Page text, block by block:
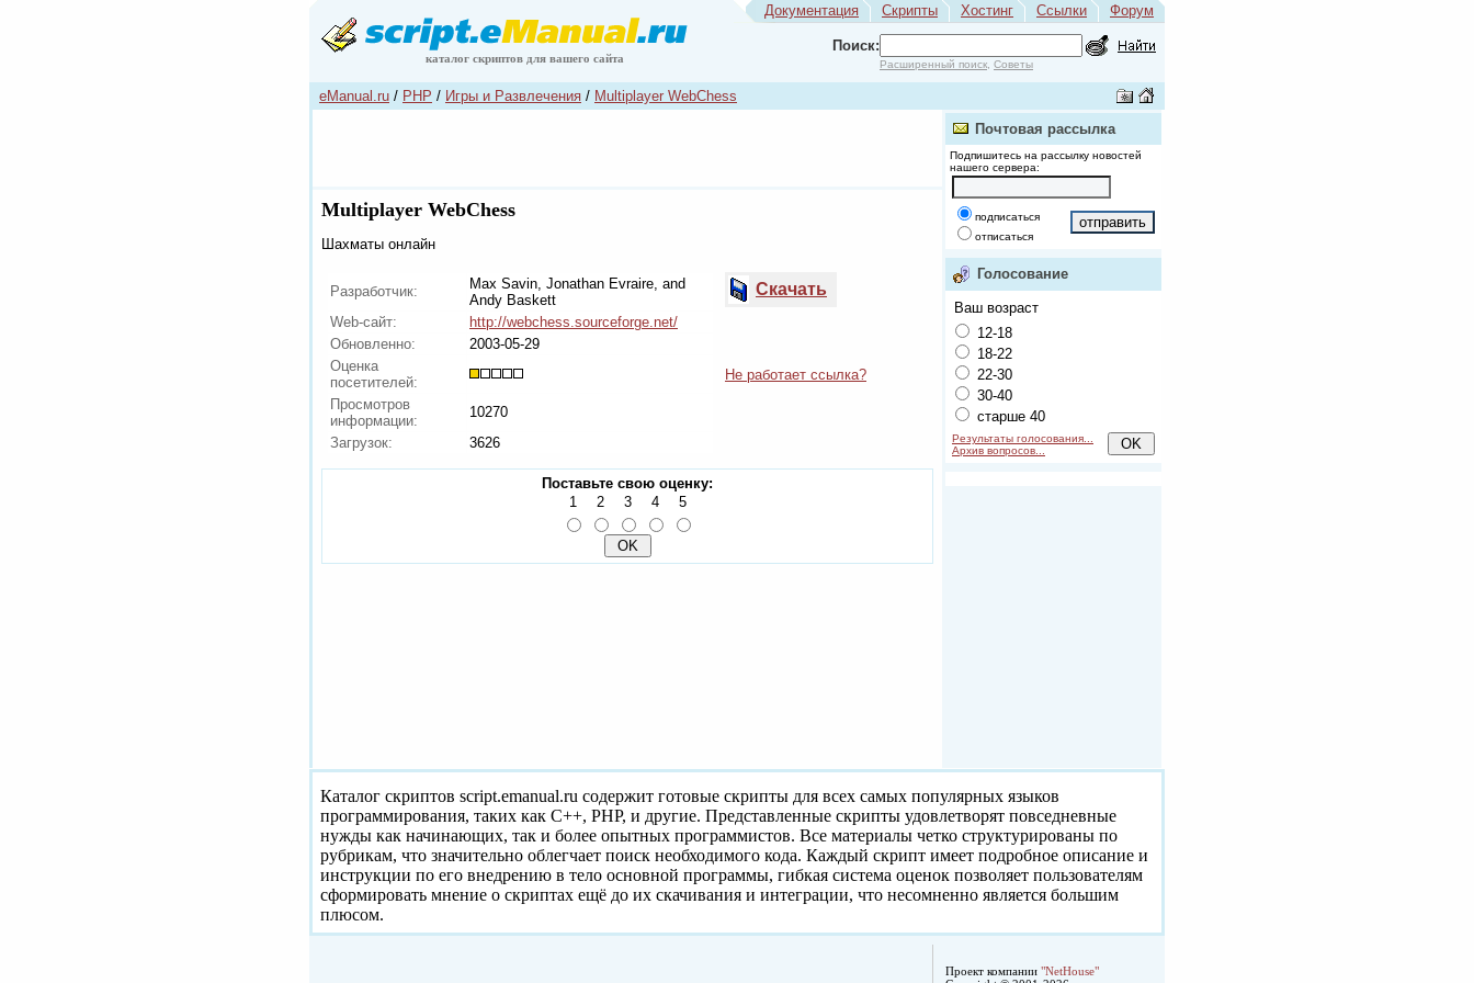
каталог скриптов для вашего сайта
Документация Скрипты Хостинг Ссылки Форум
Поиск:
Расширенный поиск Советы
eManual.ru / PHP / Игры и Развлечения / Multiplayer WebChess
Multiplayer WebChess
Шахматы онлайн
Разработчик:
Max Savin, Jonathan Evraire, and
Andy Baskett
Web-сайт:
http://webchess.sourceforge.net/
Обновленно:
2003-05-29
Оценка
посетителей:
Просмотров
информации:
10270
Загрузок:
3626
Скачать
Не работает ссылка?
Поставьте свою оценку:
1
2 3 4 5
Почтовая рассылка
Подпишитесь на рассылку новостей
нашего сервера:
подписаться
отписаться
Голосование
Ваш возраст
12-18
18-22
22-30
30-40
старше 40
Результаты голосования...
Архив вопросов...
Каталог скриптов script.emanual.ru содержит готовые скрипты для всех самых популярных языков
программирования, таких как C++, PHP, и другие. Представленные скрипты удовлетворят повседневные
нужды как начинающих, так и более опытных программистов. Все материалы четко структурированы по
рубрикам, что значительно облегчает поиск необходимого кода. Каждый скрипт имеет подробное описание и
инструкции по его внедрению в тело основной программы, гибкая система оценок позволяет пользователям
сформировать мнение о скриптах ещё до их скачивания и интеграции, что несомненно является большим
плюсом.
Проект компании "NetHouse"